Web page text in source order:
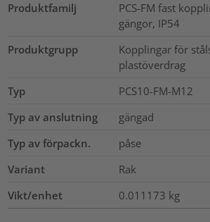
Produktfamilj
PCS-FM fast
gängor, IP54
Produktgrupp
Kopplingar för
plastöverdrag
Typ
PCS10-FM-M12
Typ av anslutning
gängad
Typ av förpackn.
påse
Variant
Rak
Vikt/enhet
0.011173 kg